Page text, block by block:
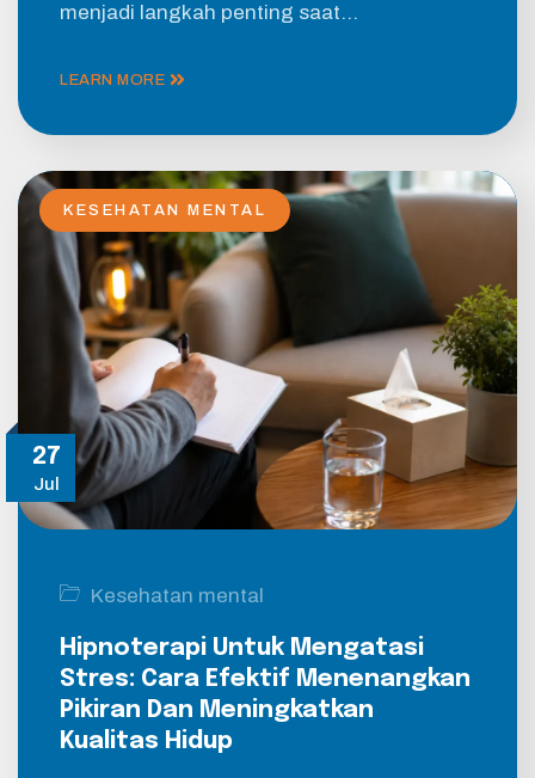
menjadi langkah penting saat…
LEARN MORE
27
Jul
KESEHATAN MENTAL
Kesehatan mental
Hipnoterapi Untuk Mengatasi
Stres: Cara Efektif Menenangkan
Pikiran Dan Meningkatkan
Kualitas Hidup